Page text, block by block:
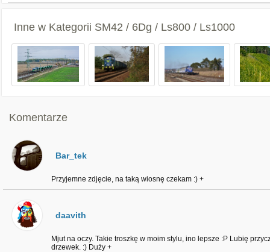
Inne w Kategorii SM42 / 6Dg / Ls800 / Ls1000
Komentarze
Bar_tek
Przyjemne zdjęcie, na taką wiosnę czekam :) +
daavith
Mjut na oczy. Takie troszkę w moim stylu, ino lepsze :P Lubię
drzewek. :) Duży +